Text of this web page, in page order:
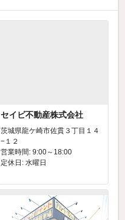
セイビ不動産株式会社
茨城県龍ケ崎市佐貫３丁目１４
−１２
営業時間: 9:00～18:00
定休日: 水曜日